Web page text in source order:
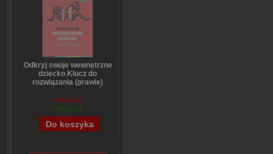
Odkryj swoje wewnętrzne
dziecko Klucz do
rozwiązania (prawie)
Stefanie Stahl
49,14 zł
39,51 zł